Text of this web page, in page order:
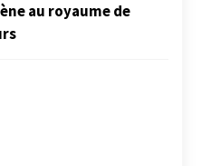
au royaume de